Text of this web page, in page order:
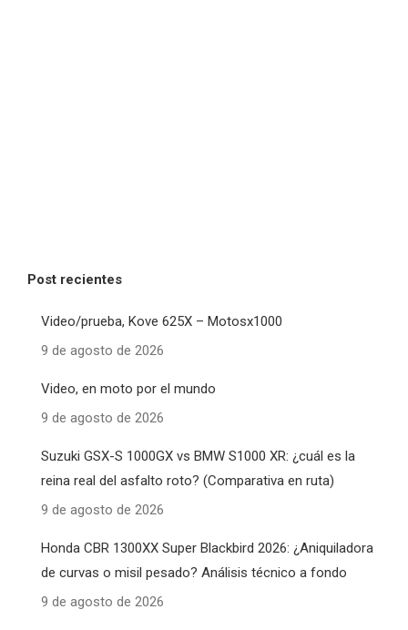
Post recientes
Video/prueba, Kove 625X – Motosx1000
9 de agosto de 2026
Video, en moto por el mundo
9 de agosto de 2026
Suzuki GSX-S 1000GX vs BMW S1000 XR: ¿cuál es la
reina real del asfalto roto? (Comparativa en ruta)
9 de agosto de 2026
Honda CBR 1300XX Super Blackbird 2026: ¿Aniquiladora
de curvas o misil pesado? Análisis técnico a fondo
9 de agosto de 2026